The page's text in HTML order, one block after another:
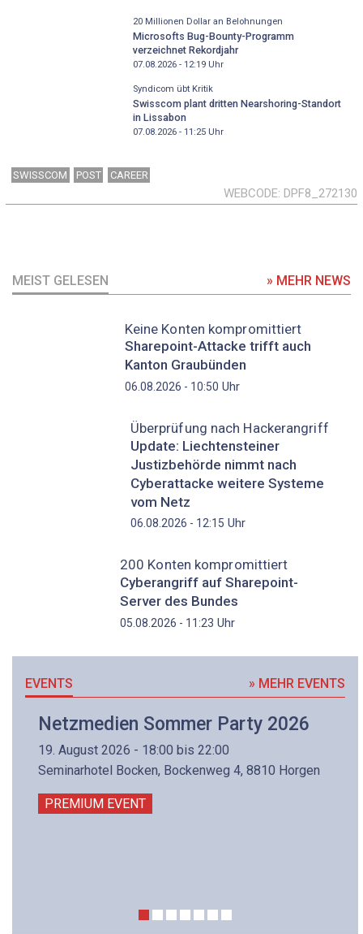
20 Millionen Dollar an Belohnungen
Microsofts Bug-Bounty-Programm
verzeichnet Rekordjahr
07.08.2026 - 12:19Uhr
Syndicom übt Kritik
Swisscom plant dritten Nearshoring-Standort
in Lissabon
07.08.2026 - 11:25Uhr
SWISSCOM POST CAREER
WEBCODE DPF8_272130
MEIST GELESEN » MEHR NEWS
Keine Konten kompromittiert
Sharepoint-Attacke trifft auch
Kanton Graubünden
06.08.2026 - 10:50 Uhr
Überprüfung nach Hackerangriff
Update: Liechtensteiner
Justizbehörde nimmt nach
Cyberattacke weitere Systeme
vom Netz
06.08.2026 - 12:15 Uhr
200 Konten kompromittiert
Cyberangriff auf Sharepoint-
Server des Bundes
05.08.2026 - 11:23 Uhr
EVENTS » MEHR EVENTS
Netzmedien Sommer Party 2026
19. August 2026 - 18:00 bis 22:00
Seminarhotel Bocken, Bockenweg 4, 8810 Horgen
PREMIUM EVENT